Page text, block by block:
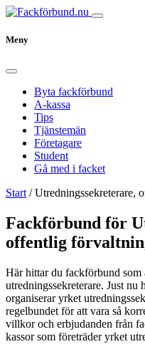
Meny
Byta fackförbund
A-kassa
Tips
Tjänstemän
Företagare
Student
Gå med i facket
Start /Utredningssekreterare,
Fackförbund för
offentlig
Här hittar du fackförbund
utredningssekreterare. Just
organiserar yrket
regelbundet för att vara så
villkor och erbjudanden från
kassor som företräder yrket